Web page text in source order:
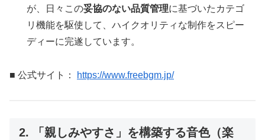
が、日々この妥協のない品質管理に基づいたカテゴ
リ機能を駆使して、ハイクオリティな制作をスピー
ディーに完遂しています。
■ 公式サイト： https://www.freebgm.jp/
2. 「親しみやすさ」を構築する音色（楽